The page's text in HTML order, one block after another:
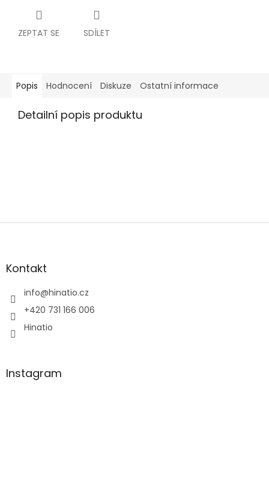
ZEPTAT SE SDÍLET
Popis Hodnocení Diskuze Ostatní informace
Detailní popis produktu
Z
aKontakt
info@hinatio.cz
+420 731 166 006
Hinatio
Instagram